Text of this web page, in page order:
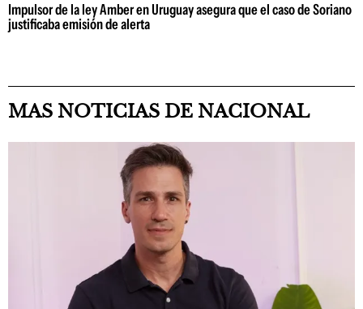
Impulsor de la ley Amber en Uruguay asegura que el caso de Soriano
justificaba emisión de alerta
MAS NOTICIAS DE NACIONAL